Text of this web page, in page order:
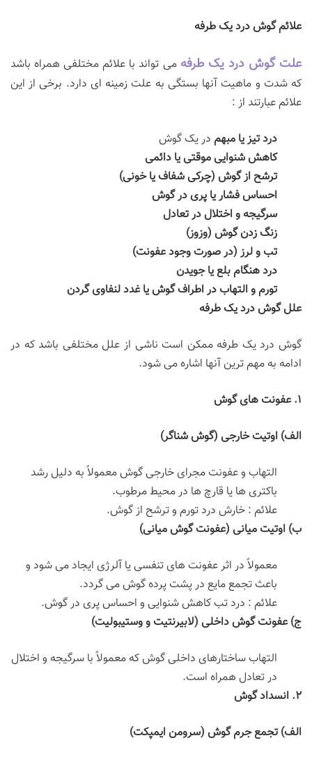
علائم گوش درد یک طرفه
علت گوش درد یک طرفه می تواند با علائم مختلفی همراه باشد
که شدت و ماهیت آنها بستگی به علت زمینه ای دارد. برخی از این
علائم عبارتند از :
درد تیز یا مبهم در یک گوش
کاهش شنوایی موقتی یا دائمی
ترشح از گوش (چرکی شفاف یا خونی)
احساس فشار یا پری در گوش
سرگیجه و اختلال در تعادل
زنگ زدن گوش (وزوز)
تب و لرز (در صورت وجود عفونت)
درد هنگام بلع یا جویدن
تورم و التهاب در اطراف گوش یا غدد لنفاوی گردن
علل گوش درد یک طرفه
گوش درد یک طرفه ممکن است ناشی از علل مختلفی باشد که در
ادامه به مهم ترین آنها اشاره می شود.
۱. عفونت های گوش
الف) اوتیت خارجی (گوش شناگر)
التهاب و عفونت مجرای خارجی گوش معمولاً به دلیل رشد
باکتری ها یا قارچ ها در محیط مرطوب.
علائم : خارش درد تورم و ترشح از گوش.
ب) اوتیت میانی (عفونت گوش میانی)
معمولاً در اثر عفونت های تنفسی یا آلرژی ایجاد می شود و
باعث تجمع مایع در پشت پرده گوش می گردد.
علائم : درد تب کاهش شنوایی و احساس پری در گوش.
ج) عفونت گوش داخلی (لابیرنتیت و وستیبولیت)
التهاب ساختارهای داخلی گوش که معمولاً با سرگیجه و اختلال
در تعادل همراه است.
۲. انسداد گوش
الف)تجمع جرم گوش (سرومن ایمپکت)